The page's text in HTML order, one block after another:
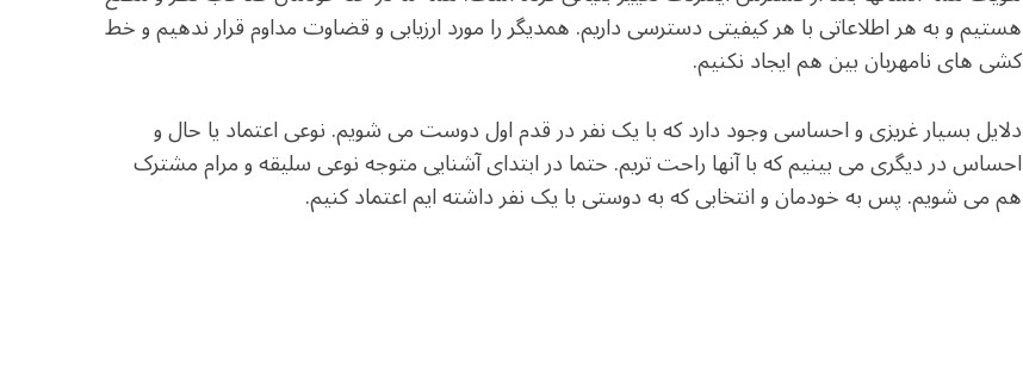
هستیم و به هر اطلاعاتی با هر کیفیتی دسترسی داریم. همدیگر را مورد ارزیابی و قضاوت مداوم قرار ندهیم و خط
کشی های نامهربان بین هم ایجاد نکنیم.
دلایل بسیار غریزی و احساسی وجود دارد که با یک نفر در قدم اول دوست می شویم. نوعی اعتماد یا حال و
احساس در دیگری می بینیم که با آنها راحت تریم. حتما در ابتدای آشنایی متوجه نوعی سلیقه و مرام مشترک
هم می شویم. پس به خودمان و انتخابی که به دوستی با یک نفر داشته ایم اعتماد کنیم.